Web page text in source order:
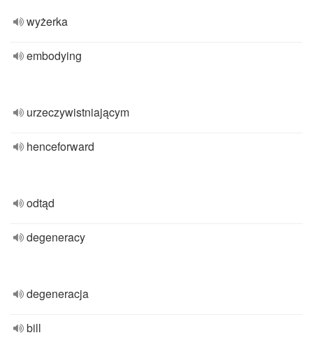
wyżerka
embodying
urzeczywistniającym
henceforward
odtąd
degeneracy
degeneracja
bill